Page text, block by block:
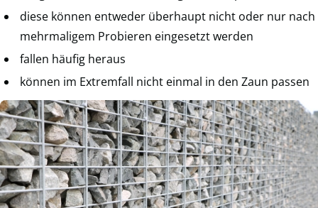
diese können entweder überhaupt nicht oder nur nach
mehrmaligem Probieren eingesetzt werden
fallen häufig heraus
können im Extremfall nicht einmal in den Zaun passen